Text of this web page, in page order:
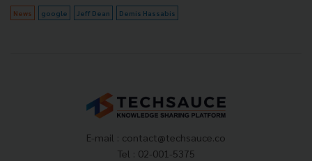
News google Jeff Dean Demis Hassabis
E-mail : contact@techsauce.co
Tel : 02-001-5375